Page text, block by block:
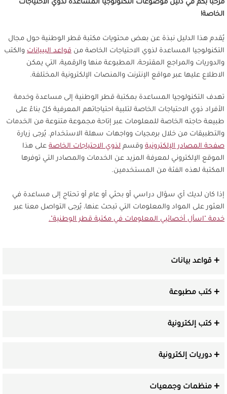
مرحباً بكم في دليل موضوعات التكنولوجيا المساعدة لذوي الاحتياجات
الخاصة!
يُقدم هذا الدليل نبذة عن بعض محتويات مكتبة قطر الوطنية حول مجال
التكنولوجيا المساعدة لذوي الاحتياجات الخاصة من قواعد البييانات والكتب
والدوريات والمراجع المقترحة، المطبوعة منها والرقمية، التي يمكن
الاطلاع عليها عبر مواقع الإنترنت والمنصات الإلكترونية المختلفة.
تهدف التكنولوجيا المساعدة بمكتبة قطر الوطنية إلى مساعدة وخدمة
الأفراد ذوي الاحتياجات الخاصة لتلبية احتياجاتهم المعرفية كلٌ بناءً على
طبيعة حاجته الخاصة للمعلومات عبر إتاحة مجموعة متنوعة من الخدمات
والتطبيقات من خلال برمجيات وواجهات سهلة الاستخدام. يُرجى زيارة
صفحة المصادر الإلكترونية وقسم لذوي الاحتياجات الخاصة على هذا
الموقع الإلكتروني لمعرفة المزيد عن الخدمات والمصادر التي توفرها
المكتبة لهذه الفئة من المستخدمين.
إذا كان لديك أي سؤال دراسي أو بحثي أو عام أو تحتاج إلى مساعدة في
العثور على المواد والمعلومات التي تبحث عنها، يُرجى التواصل معنا عبر
خدمة "اسأل أخصائيي المعلومات في مكتبة قطر الوطنية".
قواعد بيانات
كتب مطبوعة
كتب إلكترونية
دوريات إلكترونية
منظمات وجمعيات